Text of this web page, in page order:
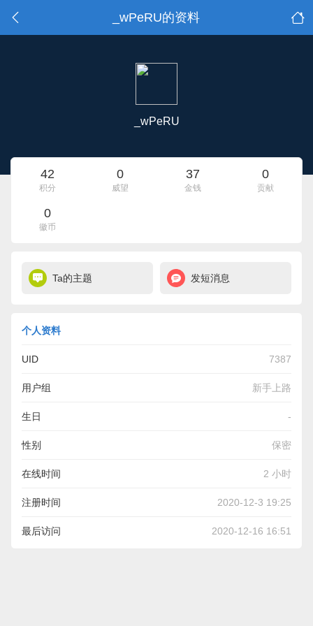
_wPeRU的资料
_wPeRU
42
积分
0
威望
37
金钱
0
贡献
0
徽币
Ta的主题 发短消息
个人资料
UID 7387
用户组 新手上路
生日 -
性别 保密
在线时间 2 小时
注册时间 2020-12-3 19:25
最后访问 2020-12-16 16:51